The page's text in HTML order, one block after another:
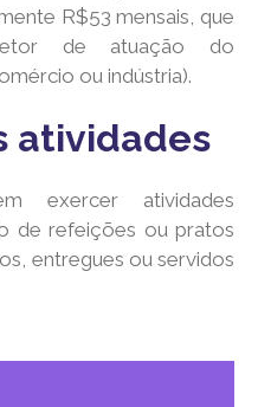
R$53 mensais, que
de atuação do
ou indústria).
atividades
exercer atividades
de refeições ou pratos
entregues ou servidos